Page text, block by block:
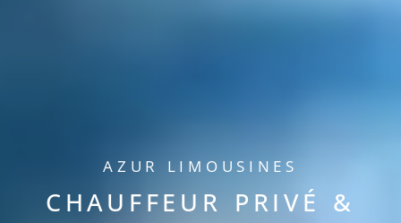
AZUR LIMOUSINES
CHAUFFEUR PRIVÉ &